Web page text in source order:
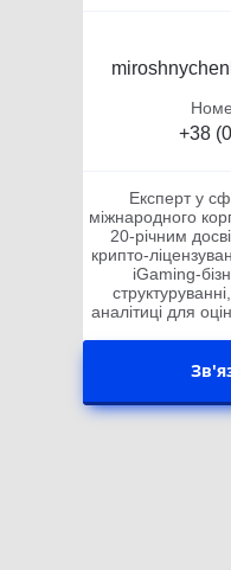
+38
Експерт у
міжнародного
20-річним
крипто-
iGaming-
аналітиці для